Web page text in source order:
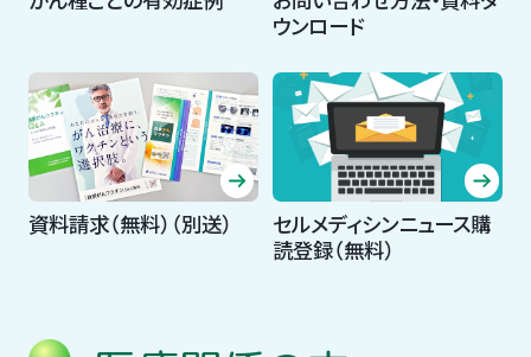
ウンロード
資料請求（無料）（別送）
セルメディシンニュース購
読登録（無料）